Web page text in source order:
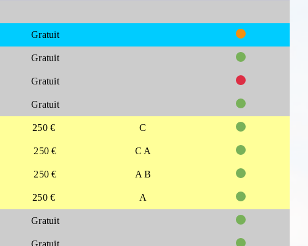
Gratuit
Gratuit
Gratuit
Gratuit
250 € C
250 € C A
250 € A B
250 € A
Gratuit
Gratuit